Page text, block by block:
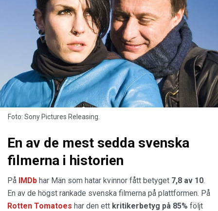
Foto: Sony Pictures Releasing.
En av de mest sedda svenska
filmerna i historien
På IMDb har Män som hatar kvinnor fått betyget 7,8 av 10.
En av de högst rankade svenska filmerna på plattformen. På
Rotten Tomatoes har den ett kritikerbetyg på 85% följt